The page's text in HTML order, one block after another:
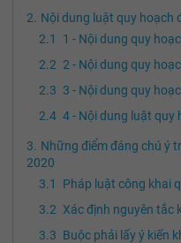
Nội dung luật quy hoạch
1 - Nội dung quy
2 - Nội dung quy
3 - Nội dung quy
4 - Nội dung luật quy
Những điểm đáng chú ý
2020
Pháp luật công khai
Xác định nguyên tắc
Buộc phải lấy ý kiến